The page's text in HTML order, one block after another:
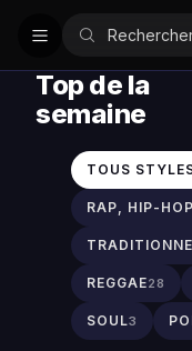
Top de la
semaine
TOUS
RAP, HIP-
REGGAE28
SOUL3